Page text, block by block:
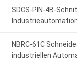
SDCS-PIN-4B-
NBRC-61C
industriellen